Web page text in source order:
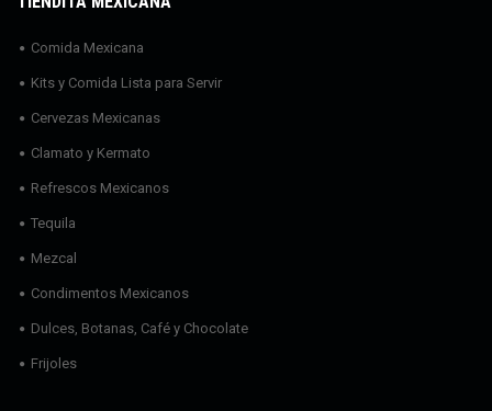
Comida Mexicana
Kits y Comida Lista para Servir
Cervezas Mexicanas
Clamato y Kermato
Refrescos Mexicanos
Tequila
Mezcal
Condimentos Mexicanos
Dulces, Botanas, Café y Chocolate
Frijoles